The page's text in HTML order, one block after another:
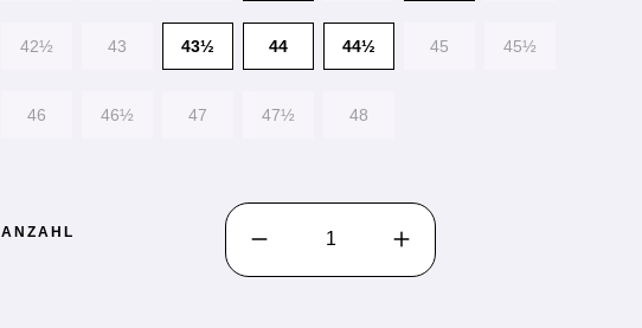
42½ 43 43½ 44 44½ 45 45½
46 46½ 47 47½ 48
ANZAHL
PRODUKT ANZAHL: GIB DEN GEWÜNSCHTEN